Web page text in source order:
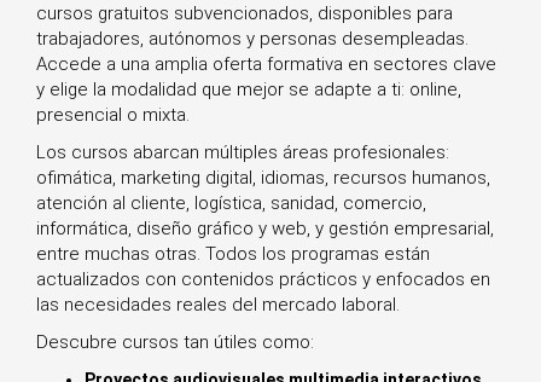
cursos gratuitos subvencionados, disponibles para
trabajadores, autónomos y personas desempleadas.
Accede a una amplia oferta formativa en sectores clave
y elige la modalidad que mejor se adapte a ti: online,
presencial o mixta.
Los cursos abarcan múltiples áreas profesionales:
ofimática, marketing digital, idiomas, recursos humanos,
atención al cliente, logística, sanidad, comercio,
informática, diseño gráfico y web, y gestión empresarial,
entre muchas otras. Todos los programas están
actualizados con contenidos prácticos y enfocados en
las necesidades reales del mercado laboral.
Descubre cursos tan útiles como: